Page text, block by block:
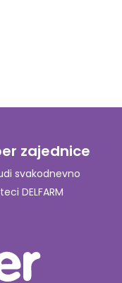
zajednice
svakodnevno
DELFARM